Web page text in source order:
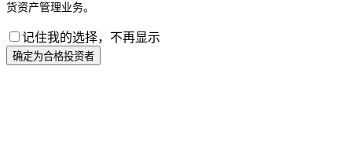
货资产管理业务。
记住我的选择，不再显示
确定为合格投资者